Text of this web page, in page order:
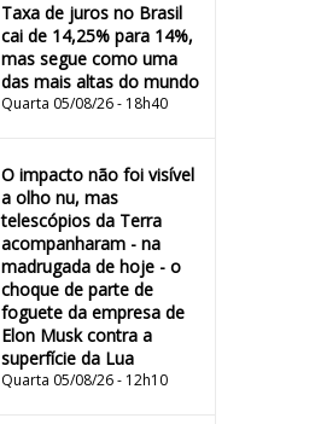
Taxa de juros no Brasil
cai de 14,25% para 14%,
mas segue como uma
das mais altas do mundo
Quarta 05/08/26 - 18h40
O impacto não foi visível
a olho nu, mas
telescópios da Terra
acompanharam - na
madrugada de hoje - o
choque de parte de
foguete da empresa de
Elon Musk contra a
superfície da Lua
Quarta 05/08/26 - 12h10